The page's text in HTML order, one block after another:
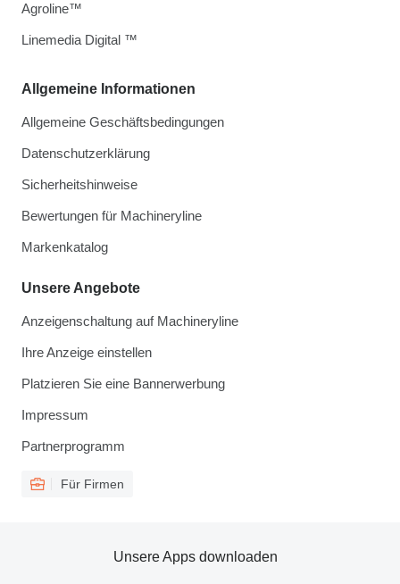
Allgemeine Informationen
Allgemeine Geschäftsbedingungen
Datenschutzerklärung
Sicherheitshinweise
Bewertungen für Machineryline
Markenkatalog
Unsere Angebote
Anzeigenschaltung auf Machineryline
Ihre Anzeige einstellen
Platzieren Sie eine Bannerwerbung
Impressum
Partnerprogramm
Für Firmen
Agroline™
Linemedia Digital ™
Unsere Apps downloaden